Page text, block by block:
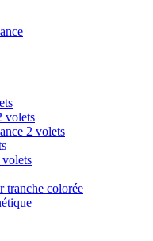
volets
2 volets
tranche colorée